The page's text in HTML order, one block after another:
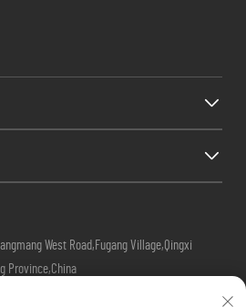
West Road,Fugang Village,Qingxi
Province,China